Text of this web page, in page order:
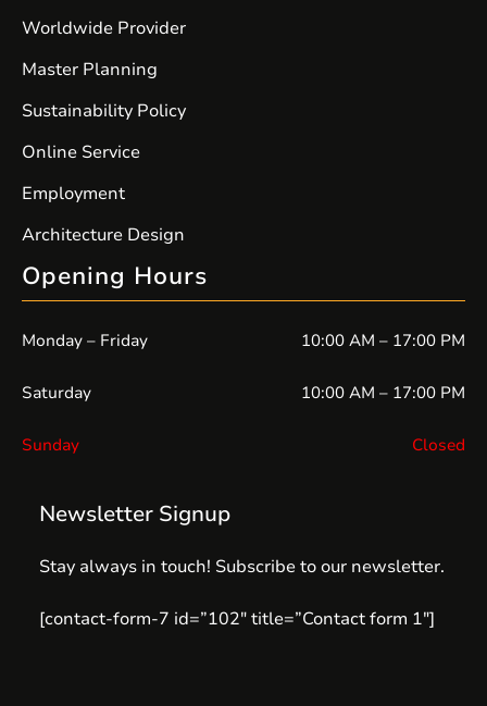
Worldwide Provider
Master Planning
Sustainability Policy
Online Service
Employment
Architecture Design
Opening Hours
Monday – Friday 10:00 AM – 17:00 PM
Saturday 10:00 AM – 17:00 PM
Sunday Closed
Newsletter Signup
Stay always in touch! Subscribe to our newsletter.
[contact-form-7 id=”102″ title=”Contact form 1″]